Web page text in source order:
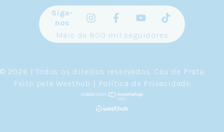
Siga-
nos
Mais de 800 mil seguidores
© 2026 | Todos os direitos reservados. Céu de Prata.
Feito pela Weethub | Política de Privacidade.